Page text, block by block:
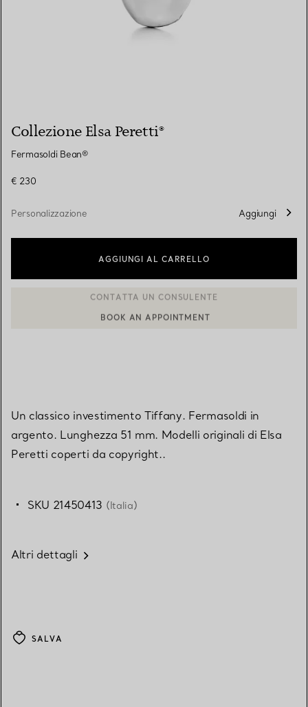
Collezione Elsa Peretti®
Fermasoldi Bean®
€ 230
Personalizzazione Aggiungi
AGGIUNGI AL CARRELLO
CONTATTA UN CONSULENTE CLIENTI O PRENOTA UN
Un classico investimento Tiffany. Fermasoldi in
argento. Lunghezza 51 mm. Modelli originali di Elsa
Peretti coperti da copyright..
SKU 21450413 (Italia)
Altri dettagli
SALVA